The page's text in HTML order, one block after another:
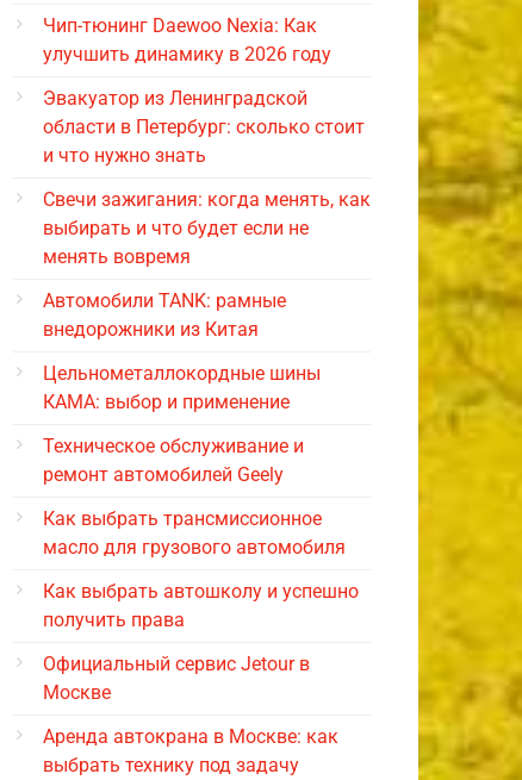
Чип-тюнинг Daewoo Nexia: Как
улучшить динамику в 2026 году
Эвакуатор из Ленинградской
области в Петербург: сколько стоит
и что нужно знать
Свечи зажигания: когда менять, как
выбирать и что будет если не
менять вовремя
Автомобили TANK: рамные
внедорожники из Китая
Цельнометаллокордные шины
КАМА: выбор и применение
Техническое обслуживание и
ремонт автомобилей Geely
Как выбрать трансмиссионное
масло для грузового автомобиля
Как выбрать автошколу и успешно
получить права
Официальный сервис Jetour в
Москве
Аренда автокрана в Москве: как
выбрать технику под задачу